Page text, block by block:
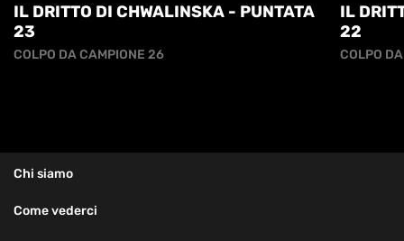
IL DRITTO DI CHWALINSKA - PUNTATA
23
COLPO DA CAMPIONE 26
IL
22
COLPO
Chi siamo
Come vederci